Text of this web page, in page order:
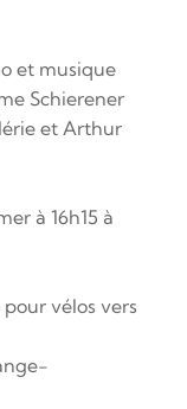
et musique
Schierener
et Arthur
à 16h15 à
vélos vers